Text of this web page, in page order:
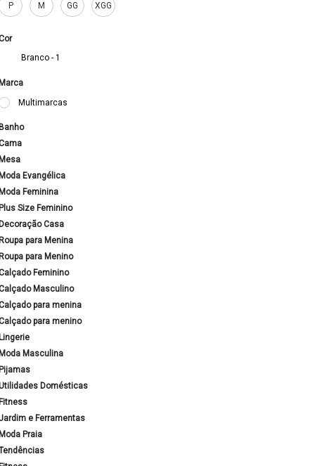
P M GG XGG
Branco - 1
Multimarcas
Evangélica
Feminina
Size Feminino
Casa
para Menina
para Menino
Feminino
Masculino
para menina
para menino
Masculina
Domésticas
e Ferramentas
Praia